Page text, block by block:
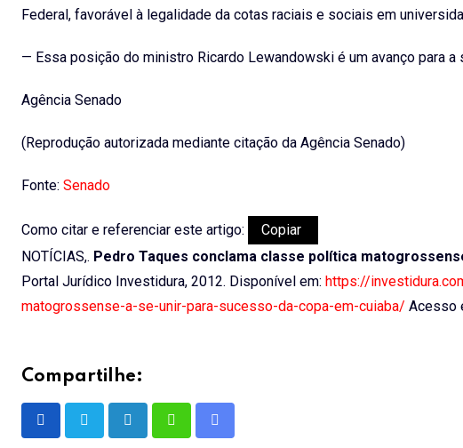
Federal, favorável à legalidade da cotas raciais e sociais em
— Essa posição do ministro Ricardo Lewandowski é um avanço para
Agência Senado
(Reprodução autorizada mediante citação da Agência Senado)
Fonte: Senado
Como citar e referenciar este artigo:
Copiar
NOTÍCIAS,. Pedro Taques conclama classe política
Portal Jurídico Investidura, 2012. Disponível em: https://
matogrossense-a-se-unir-para-sucesso-da-copa-em-cuiaba/ Acesso
Compartilhe:
LinkedInWhatsappShare